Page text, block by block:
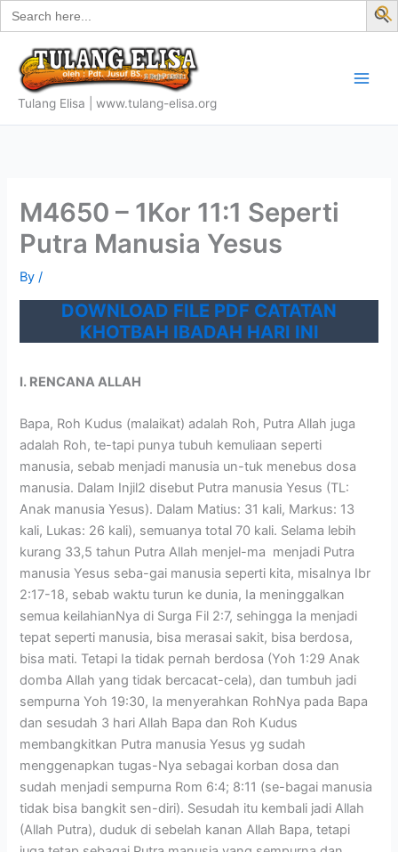
Search
for:
Skip
to
content
Tulang Elisa | www.tulang-elisa.org
M4650 – 1Kor 11:1 Seperti
Putra Manusia Yesus
By/
DOWNLOAD FILE PDF CATATAN
KHOTBAH IBADAH HARI INI
I. RENCANA ALLAH
Bapa, Roh Kudus (malaikat) adalah Roh, Putra Allah juga
adalah Roh, te-tapi punya tubuh kemuliaan seperti
manusia, sebab menjadi manusia un-tuk menebus dosa
manusia. Dalam Injil2 disebut Putra manusia Yesus (TL:
Anak manusia Yesus). Dalam Matius: 31 kali, Markus: 13
kali, Lukas: 26 kali), semuanya total 70 kali. Selama lebih
kurang 33,5 tahun Putra Allah menjel-ma menjadi Putra
manusia Yesus seba-gai manusia seperti kita, misalnya Ibr
2:17-18, sebab waktu turun ke dunia, Ia meninggalkan
semua keilahianNya di Surga Fil 2:7, sehingga Ia menjadi
tepat seperti manusia, bisa merasai sakit, bisa berdosa,
bisa mati. Tetapi Ia tidak pernah berdosa (Yoh 1:29 Anak
domba Allah yang tidak bercacat-cela), dan tumbuh jadi
sempurna Yoh 19:30, Ia menyerahkan RohNya pada Bapa
dan sesudah 3 hari Allah Bapa dan Roh Kudus
membangkitkan Putra manusia Yesus yg sudah
menggenapkan tugas-Nya sebagai korban dosa dan
sudah menjadi sempurna Rom 6:4; 8:11 (se-bagai manusia
tidak bisa bangkit sen-diri). Sesudah itu kembali jadi Allah
(Allah Putra), duduk di sebelah kanan Allah Bapa, tetapi